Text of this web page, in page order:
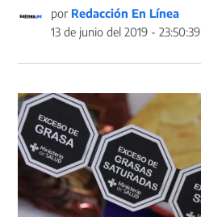
por Redacción En Línea
13 de junio del 2019 - 23:50:39